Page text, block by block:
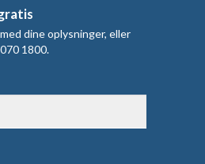
dine oplysninger, eller
1800.